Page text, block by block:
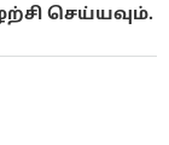
செய்யவும்.